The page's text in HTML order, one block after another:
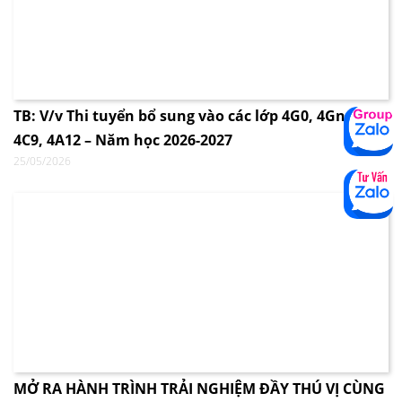
TB: V/v Thi tuyển bổ sung vào các lớp 4G0, 4Gnew,
4C9, 4A12 – Năm học 2026-2027
25/05/2026
MỞ RA HÀNH TRÌNH TRẢI NGHIỆM ĐẦY THÚ VỊ CÙNG